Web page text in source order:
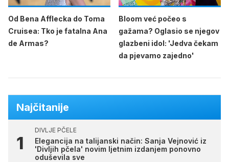
Od Bena Afflecka do Toma
Cruisea: Tko je fatalna Ana
de Armas?
Bloom već počeo s
gažama? Oglasio se njegov
glazbeni idol: 'Jedva čekam
da pjevamo zajedno'
Najčitanije
DIVLJE PČELE
Elegancija na talijanski način: Sanja Vejnović iz
'Divljih pčela' novim ljetnim izdanjem ponovno
oduševila sve